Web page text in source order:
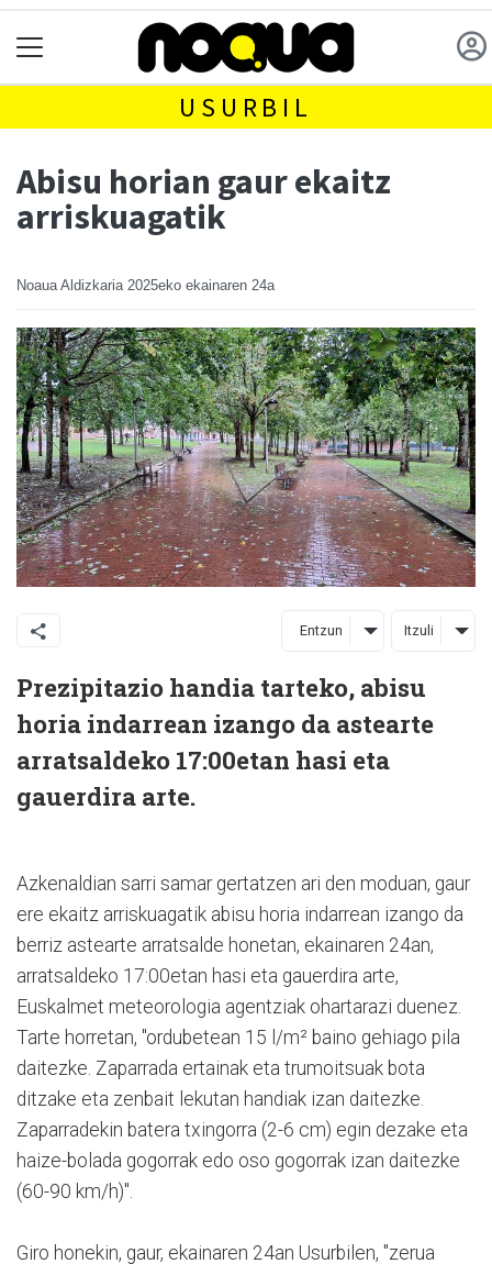
USURBIL
Abisu horian gaur ekaitz
arriskuagatik
Noaua Aldizkaria 2025eko ekainaren 24a
Entzun Itzuli
Prezipitazio handia tarteko, abisu
horia indarrean izango da astearte
arratsaldeko 17:00etan hasi eta
gauerdira arte.
Azkenaldian sarri samar gertatzen ari den moduan, gaur
ere ekaitz arriskuagatik abisu horia indarrean izango da
berriz astearte arratsalde honetan, ekainaren 24an,
arratsaldeko 17:00etan hasi eta gauerdira arte,
Euskalmet meteorologia agentziak ohartarazi duenez.
Tarte horretan, "ordubetean 15 l/m² baino gehiago pila
daitezke. Zaparrada ertainak eta trumoitsuak bota
ditzake eta zenbait lekutan handiak izan daitezke.
Zaparradekin batera txingorra (2-6 cm) egin dezake eta
haize-bolada gogorrak edo oso gogorrak izan daitezke
(60-90 km/h)".
Giro honekin, gaur, ekainaren 24an Usurbilen, "zerua